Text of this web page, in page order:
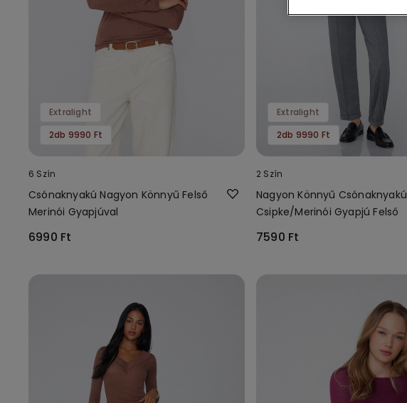
Extralight
2db 9990 Ft
6 Szín
Csónaknyakú Nagyon Könnyű Felső
Merinói Gyapjúval
6990 Ft
Extralight
2db 9990 Ft
2 Szín
Nagyon Könnyű Csónaknyakú
Csipke/Merinói Gyapjú Felső
7590 Ft